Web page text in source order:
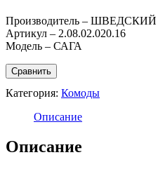
Производитель –
Артикул – 2.08.02.020.16
Модель – САГА
Сравнить
Категория: Комоды
Описание
Описание